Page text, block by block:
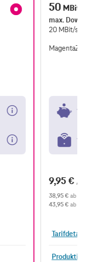
50 MBit/
max.
20 MBit/s
9,95 € /
38,95 € ab
43,95 € ab